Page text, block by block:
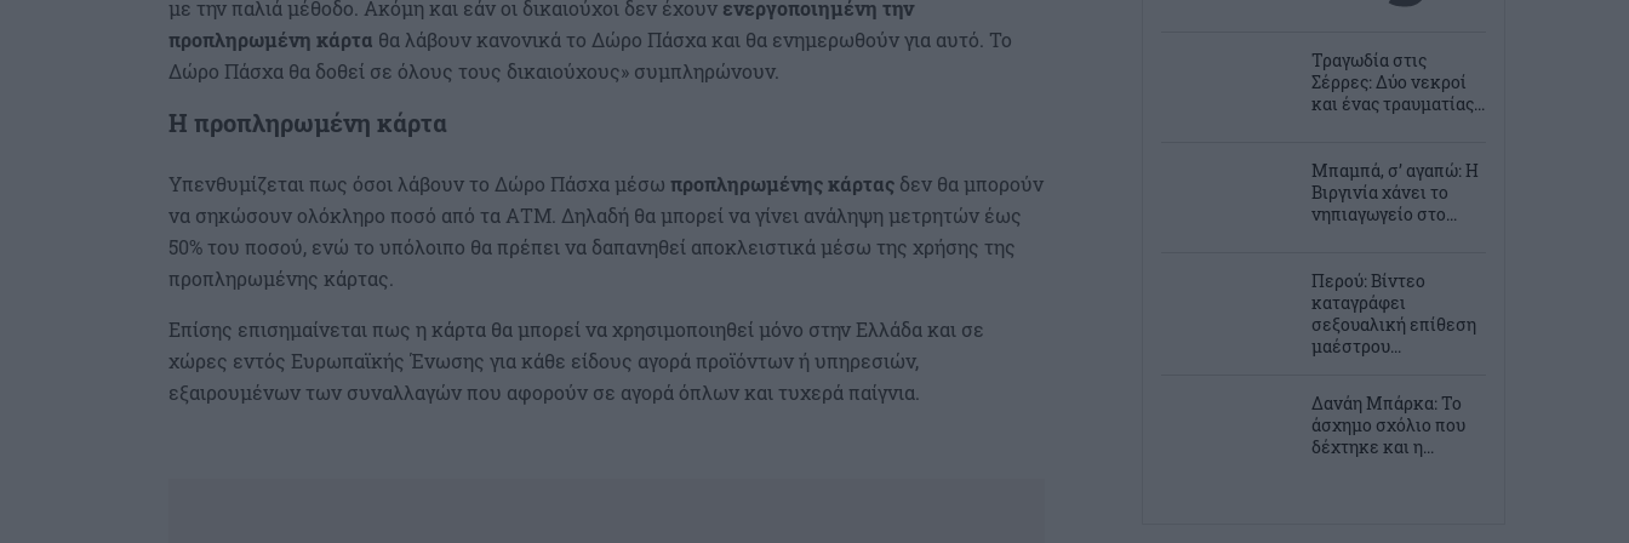
με την παλιά μέθοδο. Ακόμη και εάν οι δικαιούχοι δεν έχουν ενεργοποιημένη την
προπληρωμένη κάρτα θα λάβουν κανονικά το Δώρο Πάσχα και θα ενημερωθούν για αυτό. Το
Δώρο Πάσχα θα δοθεί σε όλους τους δικαιούχους» συμπληρώνουν.
H προπληρωμένη κάρτα
Υπενθυμίζεται πως όσοι λάβουν το Δώρο Πάσχα μέσω προπληρωμένης κάρτας δεν θα μπορούν
να σηκώσουν ολόκληρο ποσό από τα ΑΤΜ. Δηλαδή θα μπορεί να γίνει ανάληψη μετρητών έως
50% του ποσού, ενώ το υπόλοιπο θα πρέπει να δαπανηθεί αποκλειστικά μέσω της χρήσης της
προπληρωμένης κάρτας.
Επίσης επισημαίνεται πως η κάρτα θα μπορεί να χρησιμοποιηθεί μόνο στην Ελλάδα και σε
χώρες εντός Ευρωπαϊκής Ένωσης για κάθε είδους αγορά προϊόντων ή υπηρεσιών,
εξαιρουμένων των συναλλαγών που αφορούν σε αγορά όπλων και τυχερά παίγνια.
Τραγωδία στις
Σέρρες: Δύο νεκροί
και ένας τραυματίας...
Μπαμπά, σ’ αγαπώ: Η
Βιργινία χάνει το
νηπιαγωγείο στο...
Περού: Βίντεο
καταγράφει
σεξουαλική επίθεση
μαέστρου...
Δανάη Μπάρκα: Το
άσχημο σχόλιο που
δέχτηκε και η...